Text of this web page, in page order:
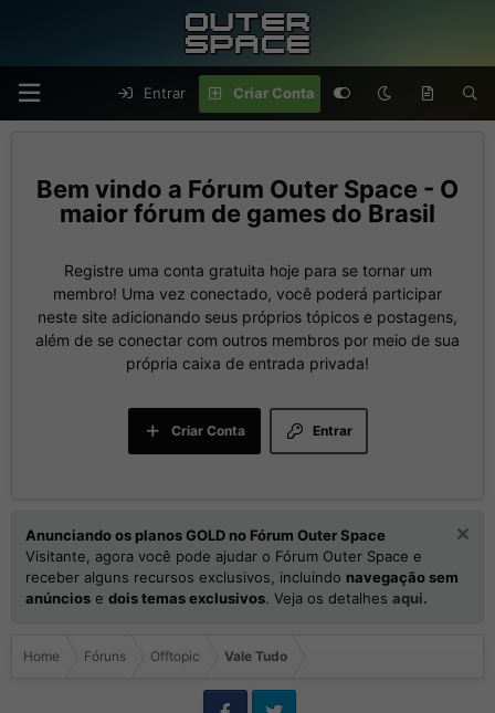
Entrar Criar Conta
Fórum Outer Space - O
maior fórum de games do Brasil
Registre uma conta gratuita hoje para se tornar um
membro! Uma vez conectado, você poderá participar
neste site adicionando seus próprios tópicos e postagens,
além de se conectar com outros membros por meio de sua
própria caixa de entrada privada!
Entrar
Criar Conta
Anunciando os planos GOLD no Fórum Outer Space
Visitante, agora você pode ajudar o Fórum Outer Space e
receber alguns recursos exclusivos, incluindo navegação sem
anúncios e dois temas exclusivos. Veja os detalhes aqui.
Home Fóruns Offtopic Vale Tudo